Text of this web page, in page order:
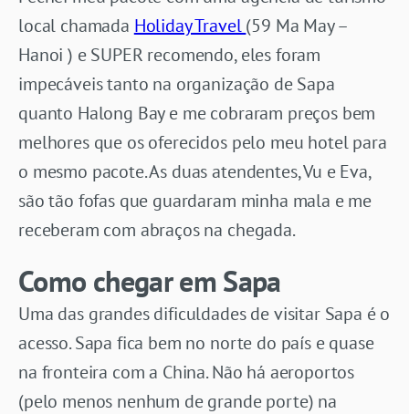
local chamada Holiday Travel(59 Ma May –
Hanoi ) e SUPER recomendo, eles foram
impecáveis tanto na organização de Sapa
quanto Halong Bay e me cobraram preços bem
melhores que os oferecidos pelo meu hotel para
o mesmo pacote. As duas atendentes, Vu e Eva,
são tão fofas que guardaram minha mala e me
receberam com abraços na chegada.
Como chegar em Sapa
Uma das grandes dificuldades de visitar Sapa é o
acesso. Sapa fica bem no norte do país e quase
na fronteira com a China. Não há aeroportos
(pelo menos nenhum de grande porte) na